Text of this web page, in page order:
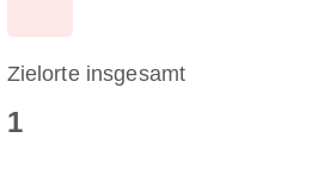
Zielorte insgesamt
1